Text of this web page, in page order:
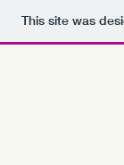
This site was